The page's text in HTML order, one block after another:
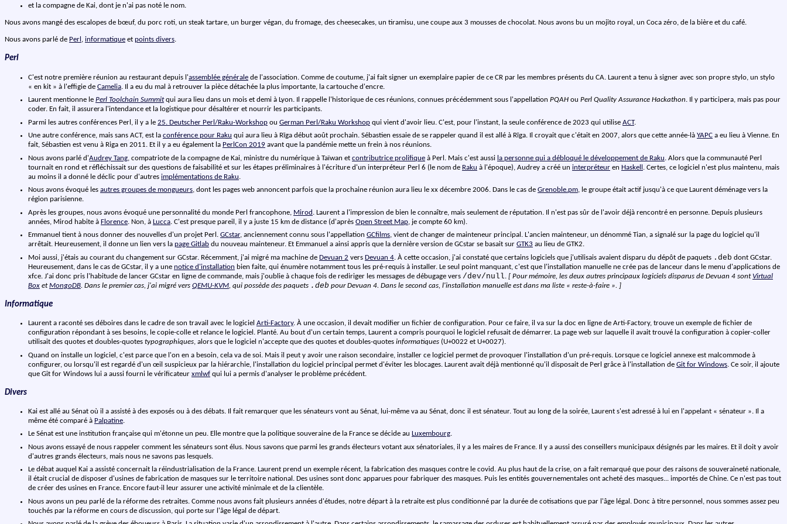
et la compagne de Kai, dont je n'ai pas noté le nom.
Nous avons mangé des escalopes de bœuf, du porc roti, un steak tartare, un burger végan, du fromage, des cheesecakes, un tiramisu, une coupe aux 3 mousses de chocolat. Nous avons bu un mojito royal, un Coca zéro, de la bière et du café.
Nous avons parlé de Perl , informatique et points divers.
Perl
C'est notre première réunion au restaurant depuis l'assemblée générale de l'association. Comme de coutume, j'ai fait signer un exemplaire papier de ce CR par les membres présents du CA. Laurent a tenu à signer avec son propre stylo, un stylo
« en kit » à l'effigie de Camelia. Il a eu du mal à retrouver la pièce détachée la plus importante, la cartouche d'encre.
Laurent mentionne le Perl Toolchain Summitqui aura lieu dans un mois et demi à Lyon. Il rappelle l'historique de ces réunions, connues précédemment sous l'appellation PQAH ou Perl Quality Assurance Hackathon. Il y participera, mais pas pour
coder. En fait, il assurera l'intendance et la logistique pour désaltérer et nourrir les participants.
Parmi les autres conférences Perl, il y a le 25. Deutscher Perl/Raku-Workshop ou German Perl/Raku Workshop qui vient d'avoir lieu. C'est, pour l'instant, la seule conférence de 2023 qui utilise ACT.
Une autre conférence, mais sans ACT, est la conférence pour Raku qui aura lieu à Rīga début août prochain. Sébastien essaie de se rappeler quand il est allé à Rīga. Il croyait que c'était en 2007, alors que cette année-là YAPC a eu lieu à Vienne. En
fait, Sébastien est venu à Riga en 2011. Et il y a eu également la PerlCon 2019 avant que la pandémie mette un frein à nos réunions.
Nous avons parlé d'Audrey Tang, compatriote de la compagne de Kai, ministre du numérique à Taïwan et contributrice prolifique à Perl. Mais c'est aussi la personne qui a débloqué le développement de Raku. Alors que la communauté Perl
tournait en rond et réfléchissait sur des questions de faisabilité et sur les étapes préliminaires à l'écriture d'un interpréteur Perl 6 (le nom de Raku à l'époque), Audrey a créé un interpréteur en Haskell . Certes, ce logiciel n'est plus maintenu, mais
au moins il a donné le déclic pour d'autres implémentations de Raku.
Nous avons évoqué les autres groupes de mongueurs, dont les pages web annoncent parfois que la prochaine réunion aura lieu le xx décembre 2006. Dans le cas de Grenoble.pm, le groupe était actif jusqu'à ce que Laurent déménage vers la
région parisienne.
Après les groupes, nous avons évoqué une personnalité du monde Perl francophone, Mirod . Laurent a l'impression de bien le connaître, mais seulement de réputation. Il n'est pas sûr de l'avoir déjà rencontré en personne. Depuis plusieurs
années, Mirod habite à Florence. Non, à Lucca. C'est presque pareil, il y a juste 15 km de distance (d'après Open Street Map, je compte 60 km).
Emmanuel tient à nous donner des nouvelles d'un projet Perl. GCstar, anciennement connu sous l'appellation GCfilms, vient de changer de mainteneur principal. L'ancien mainteneur, un dénommé Tian, a signalé sur la page du logiciel qu'il
arrêtait. Heureusement, il donne un lien vers la page Gitlab du nouveau mainteneur. Et Emmanuel a ainsi appris que la dernière version de GCstar se basait sur GTK3 au lieu de GTK2.
Moi aussi, j'étais au courant du changement sur GCstar. Récemment, j'ai migré ma machine de Devuan 2 vers Devuan 4. À cette occasion, j'ai constaté que certains logiciels que j'utilisais avaient disparu du dépôt de paquets .deb dont GCstar.
Heureusement, dans le cas de GCstar, il y a une notice d'installation bien faite, qui énumère notamment tous les pré-requis à installer. Le seul point manquant, c'est que l'installation manuelle ne crée pas de lanceur dans le menu d'applications de
xfce. J'ai donc pris l'habitude de lancer GCstar en ligne de commande, mais j'oublie à chaque fois de rediriger les messages de débugage vers /dev/null. [ Pour mémoire, les deux autres principaux logiciels disparus de Devuan 4 sontVirtual
Box etMongoDB. Dans le premier cas, j'ai migré vers QEMU-KVM, qui possède des paquets .deb pour Devuan 4. Dans le second cas, l'installation manuelle est dans ma liste « reste-à-faire ». ]
Informatique
Laurent a raconté ses déboires dans le cadre de son travail avec le logiciel Arti-Factory. À une occasion, il devait modifier un fichier de configuration. Pour ce faire, il va sur la doc en ligne de Arti-Factory, trouve un exemple de fichier de
configuration répondant à ses besoins, le copie-colle et relance le logiciel. Planté. Au bout d'un certain temps, Laurent a compris pourquoi le logiciel refusait de démarrer. La page web sur laquelle il avait trouvé la configuration à copier-coller
utilisait des quotes et doubles-quotes typographiques, alors que le logiciel n'accepte que des quotes et doubles-quotes informatiques (U+0022 et U+0027).
Quand on installe un logiciel, c'est parce que l'on en a besoin, cela va de soi. Mais il peut y avoir une raison secondaire, installer ce logiciel permet de provoquer l'installation d'un pré-requis. Lorsque ce logiciel annexe est malcommode à
configurer, ou lorsqu'il est regardé d'un œil suspicieux par la hiérarchie, l'installation du logiciel principal permet d'éviter les blocages. Laurent avait déjà mentionné qu'il disposait de Perl grâce à l'installation de Git for Windows. Ce soir, il ajoute
que Git for Windows lui a aussi fourni le vérificateur xmlwf qui lui a permis d'analyser le problème précédent.
Divers
Kai est allé au Sénat où il a assisté à des exposés ou à des débats. Il fait remarquer que les sénateurs vont au Sénat, lui-même va au Sénat, donc il est sénateur. Tout au long de la soirée, Laurent s'est adressé à lui en l'appelant « sénateur ». Il a
même été comparé à Palpatine.
Le Sénat est une institution française qui m'étonne un peu. Elle montre que la politique souveraine de la France se décide au Luxembourg.
Nous avons essayé de nous rappeler comment les sénateurs sont élus. Nous savons que parmi les grands électeurs votant aux sénatoriales, il y a les maires de France. Il y a aussi des conseillers municipaux désignés par les maires. Et il doit y avoir
d'autres grands électeurs, mais nous ne savons pas lesquels.
Le débat auquel Kai a assisté concernait la réindustrialisation de la France. Laurent prend un exemple récent, la fabrication des masques contre le covid. Au plus haut de la crise, on a fait remarqué que pour des raisons de souveraineté nationale,
il était crucial de disposer d'usines de fabrication de masques sur le territoire national. Des usines sont donc apparues pour fabriquer des masques. Puis les entités gouvernementales ont acheté des masques... importés de Chine. Ce n'est pas tout
de créer des usines en France. Encore faut-il leur assurer une activité minimale et de la clientèle.
Nous avons un peu parlé de la réforme des retraites. Comme nous avons fait plusieurs années d'études, notre départ à la retraite est plus conditionné par la durée de cotisations que par l'âge légal. Donc à titre personnel, nous sommes assez peu
touchés par la réforme en cours de discussion, qui porte sur l'âge légal de départ.